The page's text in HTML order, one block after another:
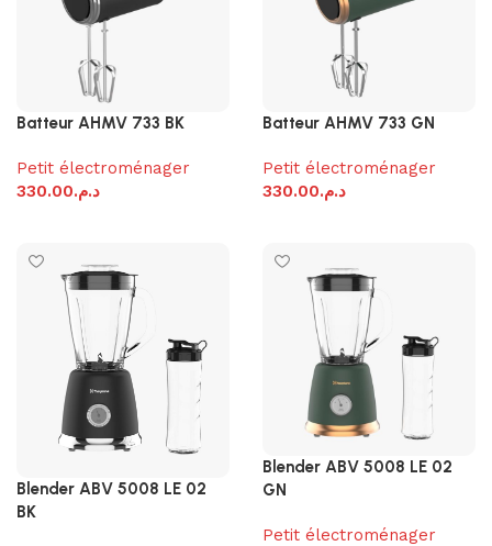
Batteur AHMV 733 BK
Petit électroménager
د.م.330.00
Batteur AHMV 733 GN
Petit électroménager
د.م.330.00
Blender ABV 5008 LE 02
BK
Blender ABV 5008 LE 02
GN
Petit électroménager